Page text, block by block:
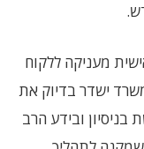
מעניקה ללקוח
ישדר בדיוק את
ובידע הרב